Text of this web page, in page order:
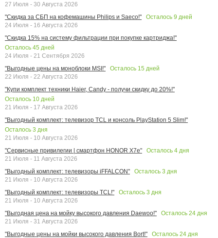
27 Июля - 30 Августа 2026
"Скидка за СБП на кофемашины Philips и Saeco!"
Осталось 9 дней
24 Июля - 16 Августа 2026
"Скидка 15% на систему фильтрации при покупке картриджа!"
Осталось 45 дней
24 Июля - 21 Сентября 2026
"Выгодные цены на моноблоки MSI!"
Осталось 15 дней
22 Июля - 22 Августа 2026
"Купи комплект техники Haier, Candy - получи скидку до 20%!"
Осталось 10 дней
21 Июля - 17 Августа 2026
"Выгодный комплект: телевизор TCL и консоль PlayStation 5 Slim!"
Осталось 3 дня
21 Июля - 10 Августа 2026
"Сервисные привилегии | смартфон HONOR X7e"
Осталось 4 дня
21 Июля - 11 Августа 2026
"Выгодный комплект: телевизоры iFFALCON"
Осталось 3 дня
21 Июля - 10 Августа 2026
"Выгодный комплект: телевизоры TCL!"
Осталось 3 дня
21 Июля - 10 Августа 2026
"Выгодная цена на мойку высокого давления Daewoo!"
Осталось 24 дня
21 Июля - 31 Августа 2026
"Выгодные цены на мойки высокого давления Bort!"
Осталось 24 дня